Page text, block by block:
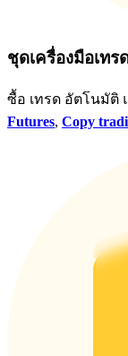
ชุดเครื่องมือเทร
ซื้อ เทรด อัตโนมัติ
Futures, Copy